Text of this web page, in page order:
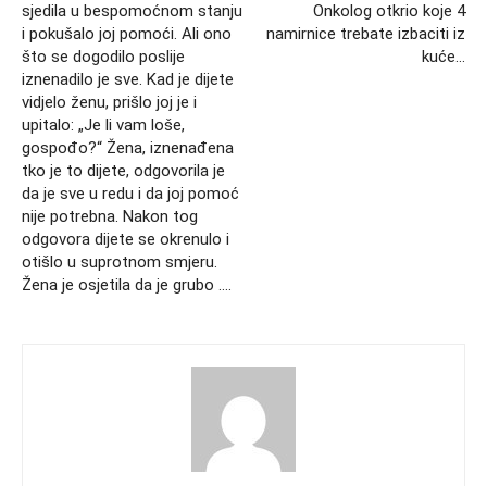
sjedila u bespomoćnom stanju
i pokušalo joj pomoći. Ali ono
što se dogodilo poslije
iznenadilo je sve. Kad je dijete
vidjelo ženu, prišlo joj je i
upitalo: „Je li vam loše,
gospođo?“ Žena, iznenađena
tko je to dijete, odgovorila je
da je sve u redu i da joj pomoć
nije potrebna. Nakon tog
odgovora dijete se okrenulo i
otišlo u suprotnom smjeru.
Žena je osjetila da je grubo ….
Onkolog otkrio koje 4
namirnice trebate izbaciti iz
kuće…